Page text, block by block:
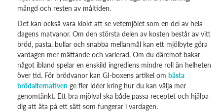
mängd och resten av måltiden.
Det kan också vara klokt att se vetemjölet som en del av hela
dagens matvanor. Om den största delen av kosten består av vitt
bröd, pasta, bullar och snabba mellanmål kan ett mjölbyte göra
vardagen mer mättande och varierad. Om du däremot bakar
något ibland spelar en enskild ingrediens mindre roll än helheten
över tid. För brödvanor kan GI-boxens artikel om bästa
brödalternativen ge fler idéer kring hur du kan välja mer
genomtänkt. Ett bra mjölval ska både passa receptet och hjälpa
dig att äta på ett sätt som fungerar i vardagen.